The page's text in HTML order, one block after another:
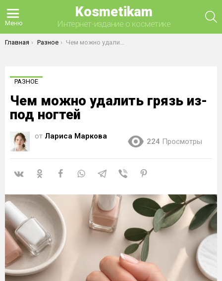
Меню
Kosmetikam
Интернет-издание о косметике
Вы здесь:
Главная Разное Чем можно удалить грязь из-под ногтей
РАЗНОЕ
Чем можно удалить грязь из-
под ногтей
от Лариса Маркова
224 Просмотры